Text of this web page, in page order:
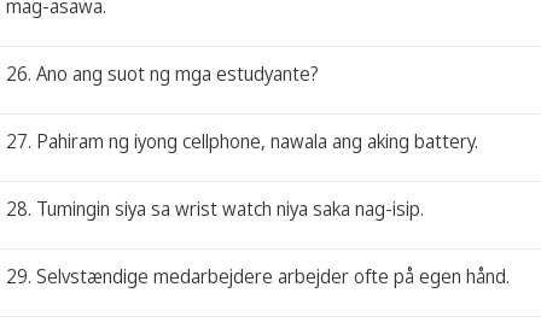
mag-asawa.
26. Ano ang suot ng mga estudyante?
27. Pahiram ng iyong cellphone, nawala ang aking battery.
28. Tumingin siya sa wrist watch niya saka nag-isip.
29. Selvstændige medarbejdere arbejder ofte på egen hånd.